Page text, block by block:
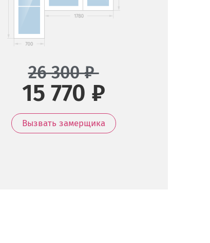
26 300₽
15 770 ₽
Вызвать замерщика